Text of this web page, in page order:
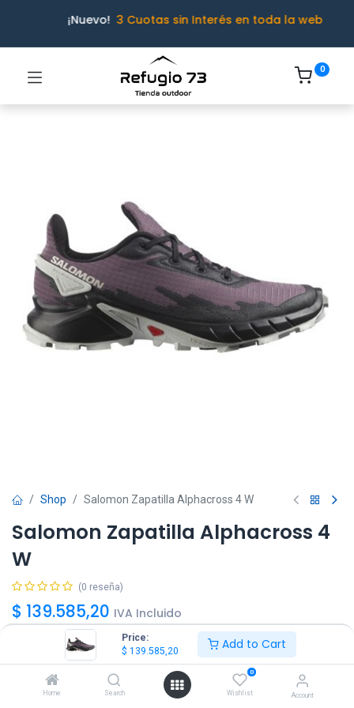
Price:
$ 139.585,20 Add to Cart
Home Search
0
Wishlist Account
¡Nuevo! 3 Cuotas sin Interés en toda la web
0
Shop Salomon Zapatilla Alphacross 4 W
Salomon Zapatilla Alphacross 4
W
(0 reseña)
$ 139.585,20 IVA Incluido
37.5 38 40